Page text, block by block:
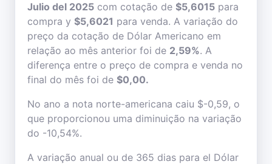
Julio del 2025 com cotação de $5,6015 para
compra y $5,6021 para venda. A variação do
preço da cotação de Dólar Americano em
relação ao mês anterior foi de 2,59%. A
diferença entre o preço de compra e venda no
final do mês foi de $0,00.
No ano a nota norte-americana caiu $-0,59, o
que proporcionou uma diminuição na variação
do -10,54%.
A variação anual ou de 365 dias para el Dólar